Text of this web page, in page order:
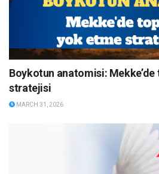
Boykotun anatomisi:
stratejisi
MARCH 31, 2026